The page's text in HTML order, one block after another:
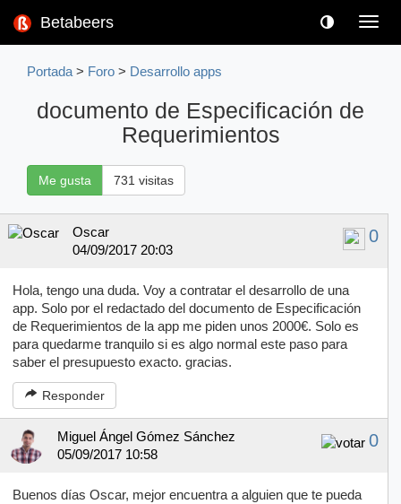
Betabeers
Portada > Foro > Desarrollo apps
documento de Especificación de
Requerimientos
Me gusta 731 visitas
0
Oscar
04/09/2017 20:03
Hola, tengo una duda. Voy a contratar el desarrollo de una
app. Solo por el redactado del documento de Especificación
de Requerimientos de la app me piden unos 2000€. Solo es
para quedarme tranquilo si es algo normal este paso para
saber el presupuesto exacto. gracias.
Responder
0
Miguel Ángel Gómez Sánchez
05/09/2017 10:58
Buenos días Oscar, mejor encuentra a alguien que te pueda